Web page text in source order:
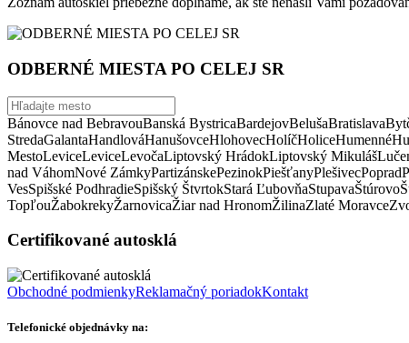
ODBERNÉ MIESTA PO CELEJ SR
Bánovce nad BebravouBanská BystricaBardejovBelušaBratislava
StredaGalantaHandlováHanušovceHlohovecHolíčHoliceHumenné
MestoLeviceLeviceLevočaLiptovský HrádokLiptovský Mikuláš
nad VáhomNové ZámkyPartizánskePezinokPiešťanyPlešivecPoprad
VesSpišské PodhradieSpišský ŠtvrtokStará ĽubovňaStupavaŠtúrovo
TopľouŽabokrekyŽarnovicaŽiar nad HronomŽilinaZlaté Moravce
Certifikované autosklá
Obchodné podmienkyReklamačný poriadokKontakt
Telefonické objednávky na: